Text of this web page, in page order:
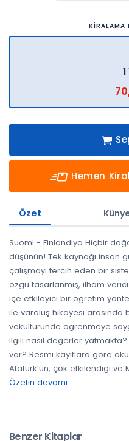
KİRALAMA
Hemen
Özet
Suomi - Finlandiya Hiçbir
düşünün! Tek kaynağı insan
çalışmayı tercih eden bir
özgü tasarlanmış, ilham
içe etkileyici bir öğretim
ile varoluş hikayesi arasında
vekültüründe öğrenmeye
ilgili nasıl değerler
var? Resmi kayıtlara göre
Atatürk’ün, çok etkilendiği ve
Özetin devamı
Benzer Kitaplar